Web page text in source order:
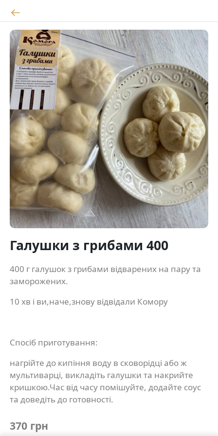
Галушки з грибами 400
400 г галушок з грибами відварених на пару та
заморожених.
10 хв і ви,наче,знову відвідали Комору
Спосіб приготування:
нагрійте до кипіння воду в сковорідці або ж
мультиварці, викладіть галушки та накрийте
кришкою.Час від часу помішуйте, додайте соус
та доведіть до готовності.
370 грн